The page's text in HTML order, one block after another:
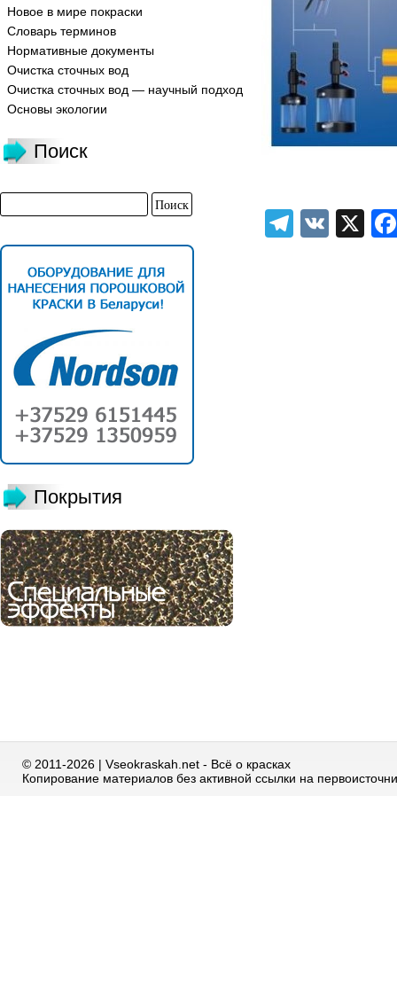
Новое в мире покраски
Словарь терминов
Нормативные документы
Очистка сточных вод
Очистка сточных вод — научный подход
Основы экологии
Поиск
Покрытия
VK X
© 2011-2026 | Vseokraskah.net - Всё о красках
Копирование материалов без активной ссылки на